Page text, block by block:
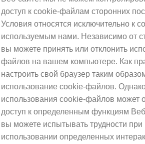
доступ к cookie-файлам сторонних
Условия относятся исключительно к
используемым нами. Независимо от
вы можете принять или отклонить
файлов на вашем компьютере. Как
настроить свой браузер таким
использование cookie-файлов. Однако
использования cookie-файлов может
доступ к определенным функциям
вы можете испытывать трудности при
использовании определенных